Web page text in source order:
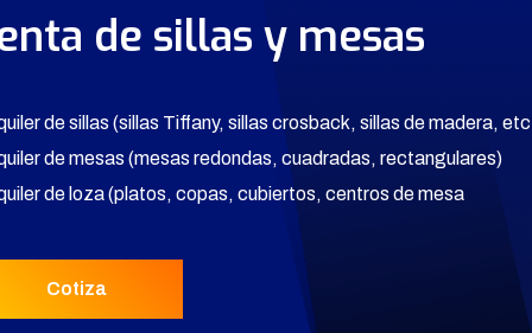
de sillas y mesas
de sillas (sillas Tiffany, sillas crosback, sillas de madera,
de mesas (mesas redondas, cuadradas, rectangulares)
de loza (platos, copas, cubiertos, centros de mesa
Cotiza